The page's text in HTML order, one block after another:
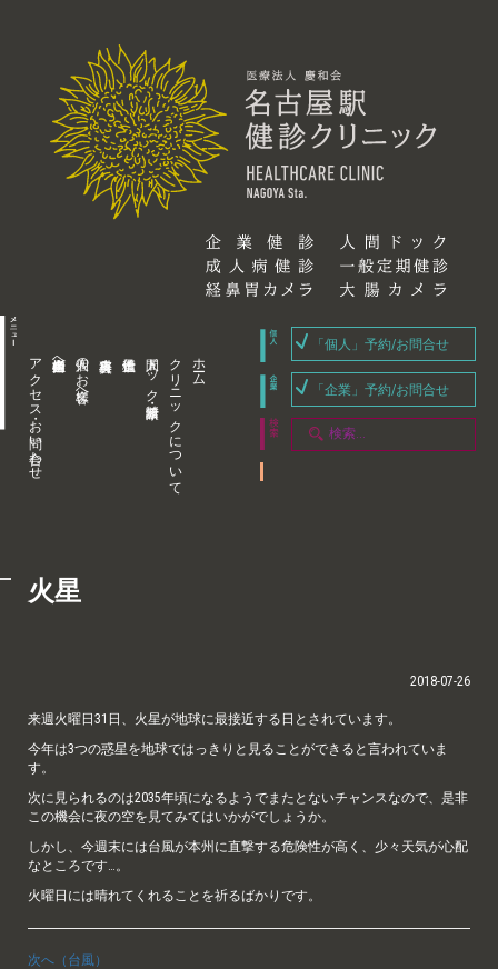
アクセス・お問い合わせ 企業内担当者様へ 個人のお客様へ 人間ドック・健康診断 クリニックについて ホーム
「個人」予約/お問合せ
「企業」予約/お問合せ
火星
2018-07-26
来週火曜日31日、火星が地球に最接近する日とされています。
今年は3つの惑星を地球ではっきりと見ることができると言われていま
す。
次に見られるのは2035年頃になるようでまたとないチャンスなので、是非
この機会に夜の空を見てみてはいかがでしょうか。
しかし、今週末には台風が本州に直撃する危険性が高く、少々天気が心配
なところです…。
火曜日には晴れてくれることを祈るばかりです。
次へ（台風）